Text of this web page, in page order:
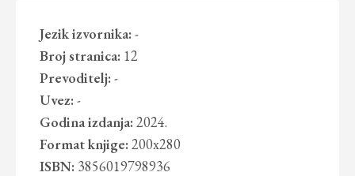
Jezik izvornika: -
Broj stranica: 12
Prevoditelj: -
Uvez: -
Godina izdanja: 2024.
Format knjige: 200x280
ISBN: 3856019798936